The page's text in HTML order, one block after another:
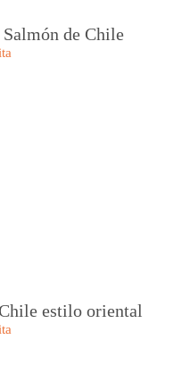
de Chile
estilo oriental